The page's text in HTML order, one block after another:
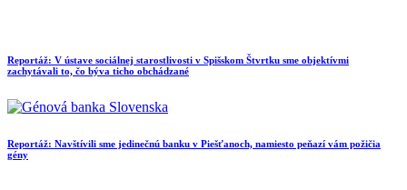
Reportáž: V ústave sociálnej starostlivosti v Spišskom Štvrtku sme objektívmi
zachytávali to, čo býva ticho obchádzané
Reportáž: Navštívili sme jedinečnú banku v Piešťanoch, namiesto peňazí vám požičia
gény